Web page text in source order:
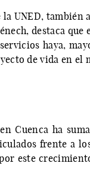
UNED, también
destaca
haya,
de vida en el
Cuenca ha
frente a
este